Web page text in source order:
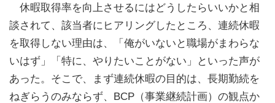
休暇取得率を向上させるにはどうしたらいいかと相
談されて、該当者にヒアリングしたところ、連続休暇
を取得しない理由は、「俺がいないと職場がまわらな
いはず」「特に、やりたいことがない」といった声が
あった。そこで、まず連続休暇の目的は、長期勤続を
ねぎらうのみならず、BCP（事業継続計画）の観点か